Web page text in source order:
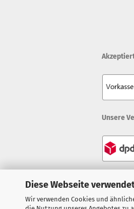
Diese Webseite
Wir verwenden Cookies und
Unsere